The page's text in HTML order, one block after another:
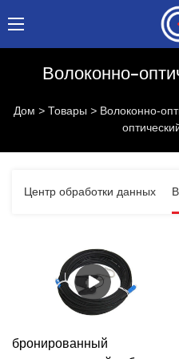
Волоконно-
Дом > Товары > Волоконно-
Центр обработки данных
бронированный